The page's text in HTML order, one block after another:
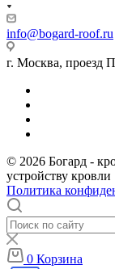
info@bogard-roof.ru
г. Москва, проезд
© 2026 Богард -
устройству кровли
Политика
0 Корзина